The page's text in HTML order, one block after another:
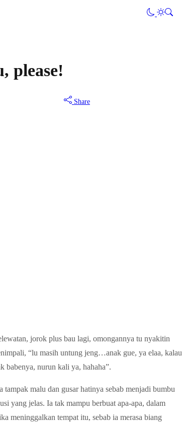
please!
Share
jorok plus bau lagi, omongannya tu nyakitin
“lu masih untung jeng…anak gue, ya elaa, kalau
babenya, nurun kali ya, hahaha”.
malu dan gusar hatinya sebab menjadi bumbu
yang jelas. Ia tak mampu berbuat apa-apa, dalam
meninggalkan tempat itu, sebab ia merasa biang